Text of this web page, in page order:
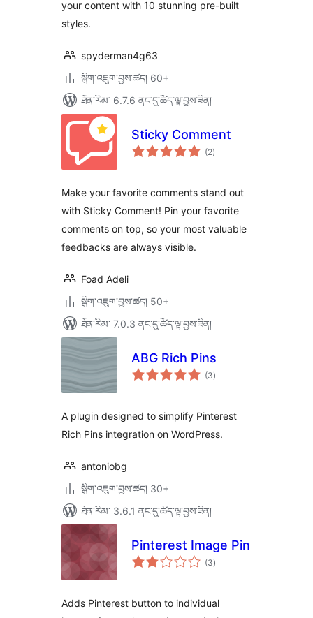
your content with 10 stunning pre-built
styles.
spyderman4g63
སྒྲིག་འཇུག་བྱས་ཚད། 60+
ཐོན་རིམ་ 6.7.6 ནང་དུ་ཚོད་ལྟ་བྱས་ཟིན།
Sticky Comment
(2གདེང་
འཇོག་
)
Make your favorite comments stand out
with Sticky Comment! Pin your favorite
comments on top, so your most valuable
feedbacks are always visible.
Foad Adeli
སྒྲིག་འཇུག་བྱས་ཚད། 50+
ཐོན་རིམ་ 7.0.3 ནང་དུ་ཚོད་ལྟ་བྱས་ཟིན།
ABG Rich Pins
(3གདེང་
འཇོག་
)
A plugin designed to simplify Pinterest
Rich Pins integration on WordPress.
antoniobg
སྒྲིག་འཇུག་བྱས་ཚད། 30+
ཐོན་རིམ་ 3.6.1 ནང་དུ་ཚོད་ལྟ་བྱས་ཟིན།
Pinterest Image Pin
(3གདེང་
འཇོག་
)
Adds Pinterest button to individual